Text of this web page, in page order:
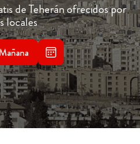
de Teherán ofrecidos por
locales